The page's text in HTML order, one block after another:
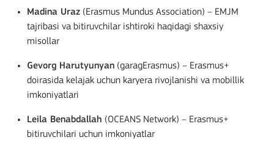
Madina Uraz (Erasmus Mundus Association) – EMJM
tajribasi va bitiruvchilar ishtiroki haqidagi shaxsiy
misollar
Gevorg Harutyunyan (garagErasmus) – Erasmus+
doirasida kelajak uchun karyera rivojlanishi va mobillik
imkoniyatlari
Leila Benabdallah (OCEANS Network) – Erasmus+
bitiruvchilari uchun imkoniyatlar